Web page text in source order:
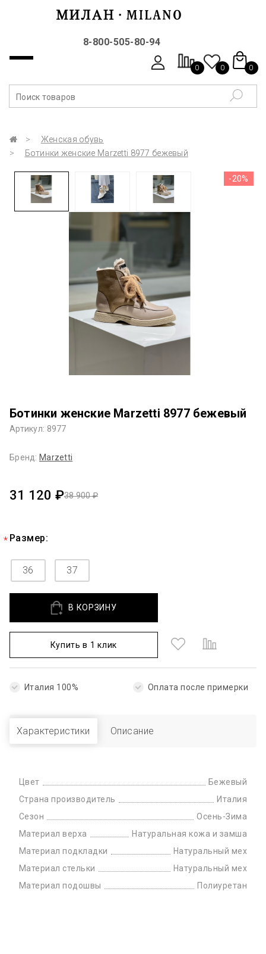
8-800-505-80-94
0 0 0
Женская обувь
Ботинки женские Marzetti 8977 бежевый
-20%
Ботинки женские Marzetti 8977 бежевый
Артикул: 8977
Бренд: Marzetti
38 900 ₽
31 120 ₽
Размер:
36 37
В КОРЗИНУ
Купить в 1 клик
Италия 100% Оплата после примерки
Характеристики Описание
Цвет
Бежевый
Страна производитель
Италия
Сезон
Осень-Зима
Материал верха
Натуральная кожа и замша
Материал подкладки
Натуральный мех
Материал стельки
Натуральный мех
Материал подошвы
Полиуретан